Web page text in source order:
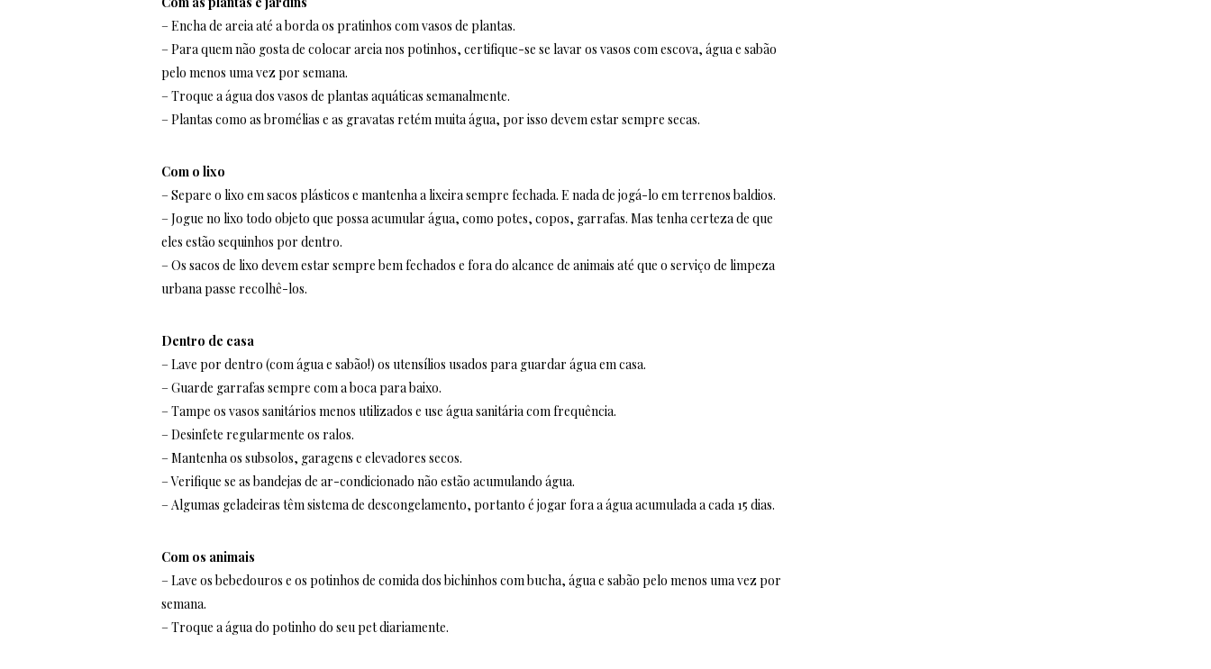
– Encha de areia até a borda os pratinhos com vasos de plantas.
– Para quem não gosta de colocar areia nos potinhos, certifique-se se lavar os vasos com escova, água e sabão
pelo menos uma vez por semana.
– Troque a água dos vasos de plantas aquáticas semanalmente.
– Plantas como as bromélias e as gravatas retém muita água, por isso devem estar sempre secas.
Com o lixo
– Separe o lixo em sacos plásticos e mantenha a lixeira sempre fechada. E nada de jogá-lo em terrenos baldios.
– Jogue no lixo todo objeto que possa acumular água, como potes, copos, garrafas. Mas tenha certeza de que
eles estão sequinhos por dentro.
– Os sacos de lixo devem estar sempre bem fechados e fora do alcance de animais até que o serviço de limpeza
urbana passe recolhê-los.
Dentro de casa
– Lave por dentro (com água e sabão!) os utensílios usados para guardar água em casa.
– Guarde garrafas sempre com a boca para baixo.
– Tampe os vasos sanitários menos utilizados e use água sanitária com frequência.
– Desinfete regularmente os ralos.
– Mantenha os subsolos, garagens e elevadores secos.
– Verifique se as bandejas de ar-condicionado não estão acumulando água.
– Algumas geladeiras têm sistema de descongelamento, portanto é jogar fora a água acumulada a cada 15 dias.
Com os animais
– Lave os bebedouros e os potinhos de comida dos bichinhos com bucha, água e sabão pelo menos uma vez por
semana.
– Troque a água do potinho do seu pet diariamente.